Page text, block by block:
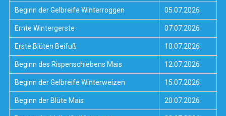
Beginn der Gelbreife Winterroggen 05.07.2026
Ernte Wintergerste 07.07.2026
Erste Blüten Beifuß 10.07.2026
Beginn des Rispenschiebens Mais 12.07.2026
Beginn der Gelbreife Winterweizen 15.07.2026
Beginn der Blüte Mais 20.07.2026